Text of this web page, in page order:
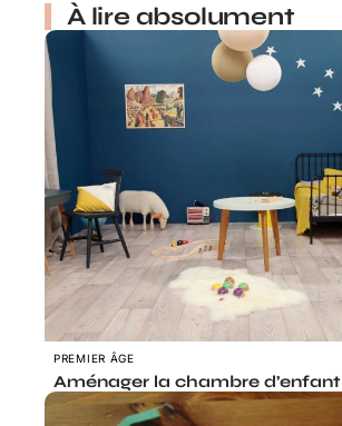
À lire absolument
PREMIER ÂGE
Aménager la chambre d’enfant